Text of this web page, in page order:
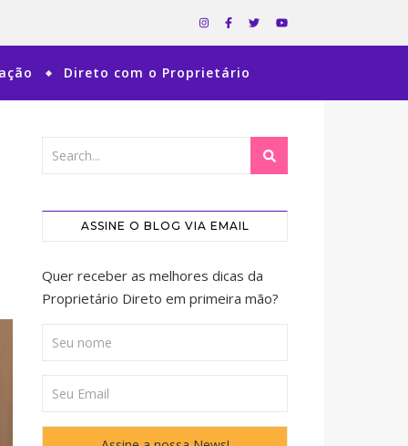
Direto com o Proprietário
ASSINE O BLOG VIA EMAIL
Quer receber as melhores dicas da
Proprietário Direto em primeira mão?